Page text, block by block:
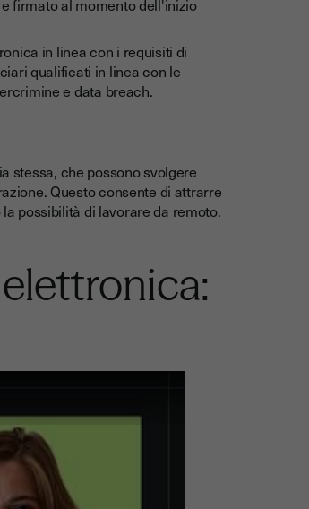
in linea con i requisiti di
qualificati in linea con le
e data breach.
stessa, che possono svolgere
Questo consente di attrarre
possibilità di lavorare da remoto.